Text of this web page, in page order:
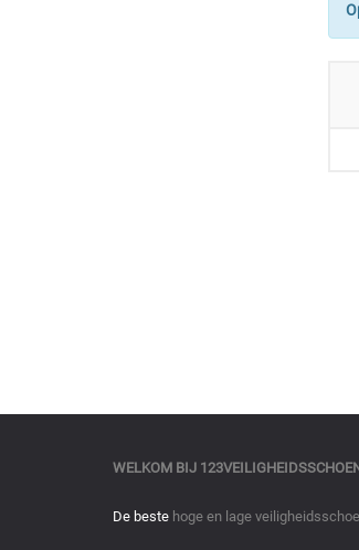
WELKOM BIJ
De beste hoge en lage